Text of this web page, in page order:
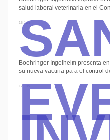
salud laboral veterinaria en el
15 Jun
Boehringer Ingelheim presenta
su nueva vacuna para el control
12 Jun